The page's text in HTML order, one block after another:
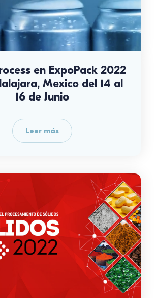
en ExpoPack 2022
Mexico del 14 al
16 de Junio
Leer más